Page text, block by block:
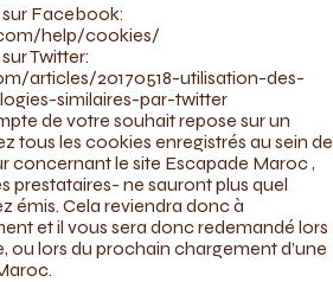
Facebook:
help/cookies/
Twitter:
articles/20170518-utilisation-des-
similaires-par-twitter
de votre souhait repose sur un
tous les cookies enregistrés au sein de
concernant le site Escapade Maroc ,
prestataires- ne sauront plus quel
émis. Cela reviendra donc à
et il vous sera donc redemandé lors
ou lors du prochain chargement d’une